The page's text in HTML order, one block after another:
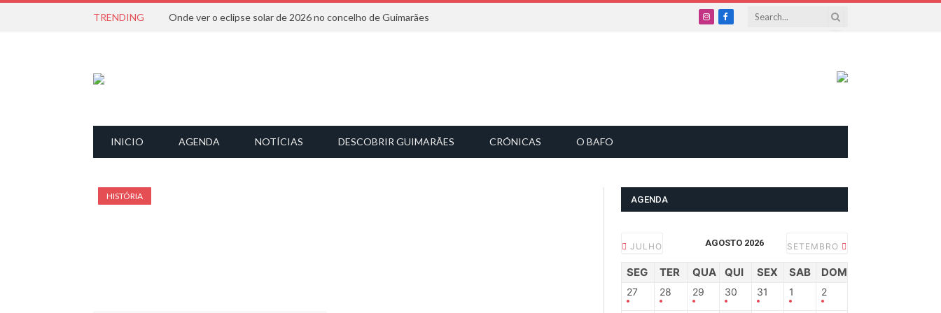
TRENDING Onde ver o eclipse solar de 2026 no concelho de Guimarães
InstagramFacebook
INICIO AGENDA NOTÍCIAS DESCOBRIR GUIMARÃES CRÓNICAS O BAFO
HISTÓRIA AGENDA
JULHO AGOSTO 2026 SETEMBRO
SEG TER QUA QUI SEX SAB DOM
27 28 29 30 31 1 2